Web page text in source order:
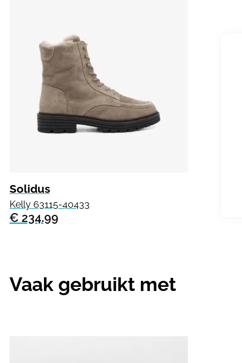
Solidus
Kelly 63115-40433
€ 234.99
Vaak gebruikt met